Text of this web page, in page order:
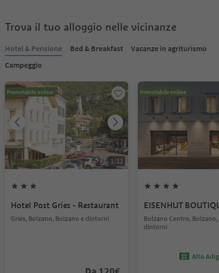
Trova il tuo alloggio nelle vicinanze
Hotel & Pensione Bed & Breakfast
Vacanze in agriturismo
Campeggio
Prenotabile online
1/11
Hotel Post Gries - Restaurant
Gries, Bolzano, Bolzano e dintorni
Prenotabile online
EISENHUT
Bolzano Centro,
dintorni
Alto